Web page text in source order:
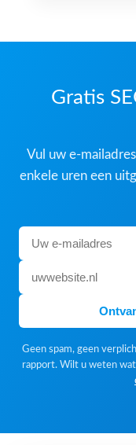
Gratis
Vul uw e-
enkele uren een
Geen spam, geen
rapport. Wilt u weten